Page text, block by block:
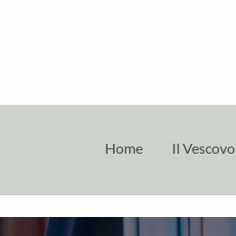
Home Il Vescovo